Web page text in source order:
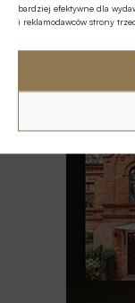
bardziej efektywne dla
i reklamodawców strony
Na